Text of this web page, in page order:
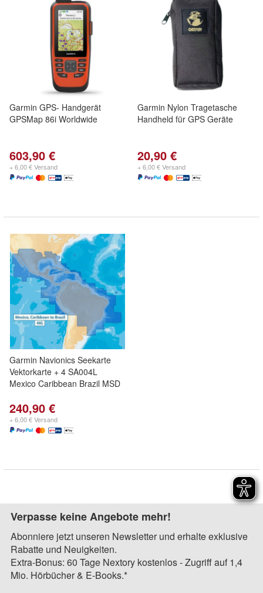
Garmin GPS- Handgerät
GPSMap 86i Worldwide
603,90 €
+ 6,00 € Versand
Garmin Nylon Tragetasche
Handheld für GPS Geräte
20,90 €
+ 6,00 € Versand
Garmin Navionics Seekarte
Vektorkarte + 4 SA004L
Mexico Caribbean Brazil MSD
240,90 €
+ 6,00 € Versand
Verpasse keine Angebote mehr!
Abonniere jetzt unseren Newsletter und erhalte exklusive
Rabatte und Neuigkeiten.
Extra-Bonus: 60 Tage Nextory kostenlos - Zugriff auf 1,4
Mio. Hörbücher & E-Books.*